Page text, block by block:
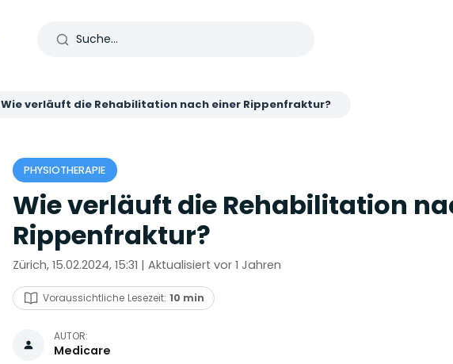
Wie verläuft die Rehabilitation nach einer Rippenfraktur?
PHYSIOTHERAPIE
Wie verläuft die Rehabilitation
Rippenfraktur?
Zürich, 15.02.2024, 15:31 | Aktualisiert vor 1 Jahren
Voraussichtliche Lesezeit: 10 min
AUTOR:
Medicare